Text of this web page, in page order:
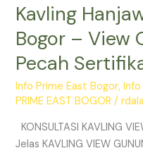
Kavling
Bogor – View
Pecah
Info Prime East Bogor,Info
PRIME EAST BOGOR /
KONSULTASI KAVLING
Jelas KAVLING VIEW